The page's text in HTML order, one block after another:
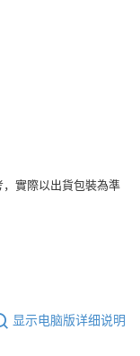
實際以出貨包裝為準
显示电脑版详细说明